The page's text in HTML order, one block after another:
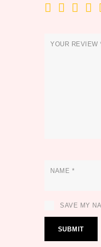
YOUR REVIEW
NAME *
SAVE MY